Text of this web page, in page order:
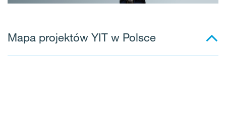
Mapa projektów YIT w Polsce